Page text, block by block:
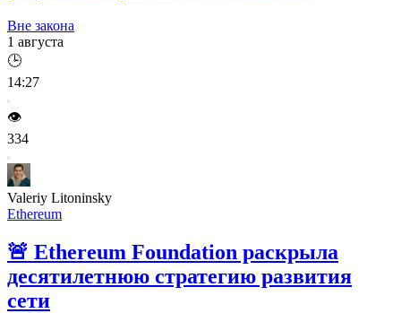
Вне закона
1 августа
🕒
14:27
👁️
334
Valeriy Litoninsky
Ethereum
🚨 Ethereum Foundation раскрыла
десятилетнюю стратегию развития
сети